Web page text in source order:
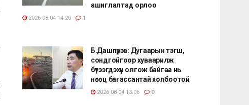
ашиглалтад орлоо
2026-08-04 14:20 1
Б.Дашпүрэв: Дугаарын тэгш,
сондгойгоор хуваарилж
бүтээгдэхүүн олгож байгаа нь
нөөц багассантай холбоотой
2026-08-04 13:06 0